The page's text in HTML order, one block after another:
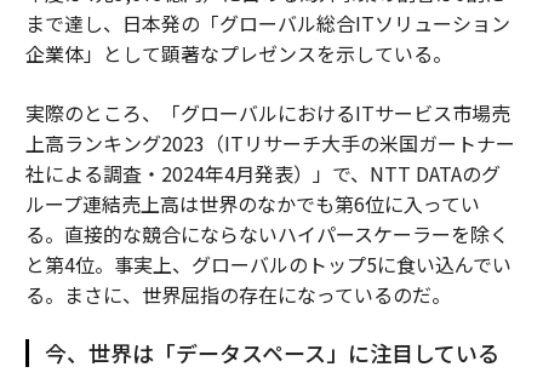
まで達し、日本発の「グローバル総合ITソリューション
企業体」として顕著なプレゼンスを示している。
実際のところ、「グローバルにおけるITサービス市場売
上高ランキング2023（ITリサーチ大手の米国ガートナー
社による調査・2024年4月発表）」で、NTT DATAのグ
ループ連結売上高は世界のなかでも第6位に入ってい
る。直接的な競合にならないハイパースケーラーを除く
と第4位。事実上、グローバルのトップ5に食い込んでい
る。まさに、世界屈指の存在になっているのだ。
今、世界は「データスペース」に注目している